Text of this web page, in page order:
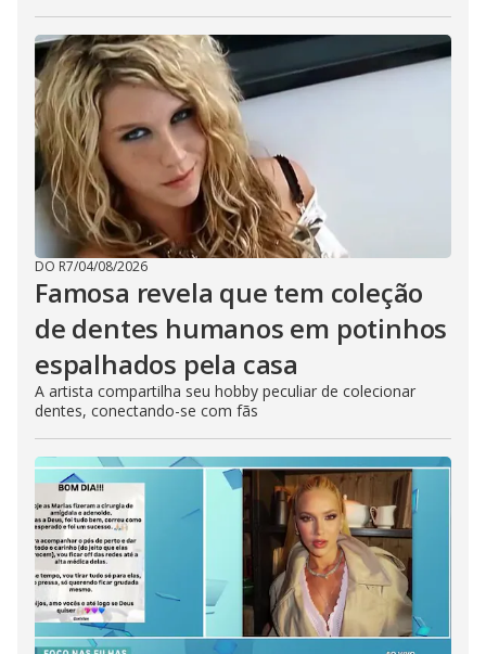
DO R7/04/08/2026
Famosa revela que tem coleção
de dentes humanos em potinhos
espalhados pela casa
A artista compartilha seu hobby peculiar de colecionar
dentes, conectando-se com fãs